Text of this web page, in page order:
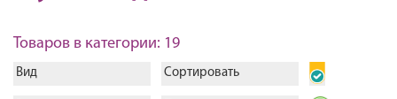
Товаров в категории: 19
Вид Сортировать